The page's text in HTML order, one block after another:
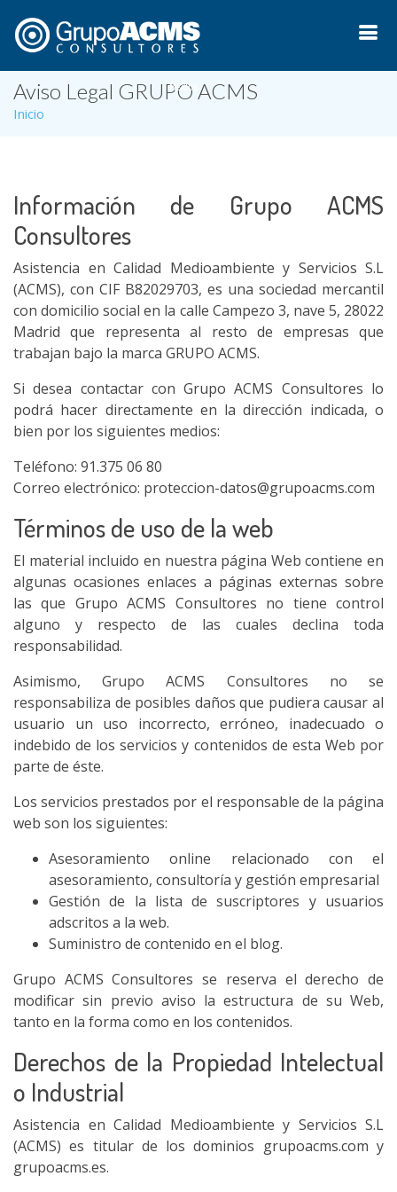
MEXICO
Aviso Legal GRUPO ACMS
Inicio
Información de Grupo ACMS
Consultores
Asistencia en Calidad Medioambiente y Servicios S.L
(ACMS), con CIF B82029703, es una sociedad mercantil
con domicilio social en la calle Campezo 3, nave 5, 28022
Madrid que representa al resto de empresas que
trabajan bajo la marca GRUPO ACMS.
Si desea contactar con Grupo ACMS Consultores lo
podrá hacer directamente en la dirección indicada, o
bien por los siguientes medios:
Teléfono: 91.375 06 80
Correo electrónico: proteccion-datos@grupoacms.com
Términos de uso de la web
El material incluido en nuestra página Web contiene en
algunas ocasiones enlaces a páginas externas sobre
las que Grupo ACMS Consultores no tiene control
alguno y respecto de las cuales declina toda
responsabilidad.
Asimismo, Grupo ACMS Consultores no se
responsabiliza de posibles daños que pudiera causar al
usuario un uso incorrecto, erróneo, inadecuado o
indebido de los servicios y contenidos de esta Web por
parte de éste.
Los servicios prestados por el responsable de la página
web son los siguientes:
Asesoramiento online relacionado con el
asesoramiento, consultoría y gestión empresarial
Gestión de la lista de suscriptores y usuarios
adscritos a la web.
Suministro de contenido en el blog.
Grupo ACMS Consultores se reserva el derecho de
modificar sin previo aviso la estructura de su Web,
tanto en la forma como en los contenidos.
Derechos de la Propiedad Intelectual
o Industrial
Asistencia en Calidad Medioambiente y Servicios S.L
(ACMS) es titular de los dominios grupoacms.com y
grupoacms.es.